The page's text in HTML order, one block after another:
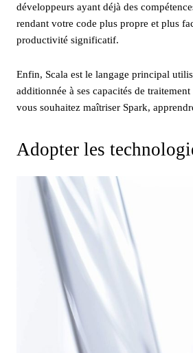
développeurs ayant déjà des
rendant votre code plus propre et plus
productivité significatif.
Enfin, Scala est le langage principal
additionnée à ses capacités de
vous souhaitez maîtriser Spark,
Adopter les